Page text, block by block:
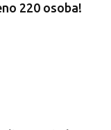
220 osoba!